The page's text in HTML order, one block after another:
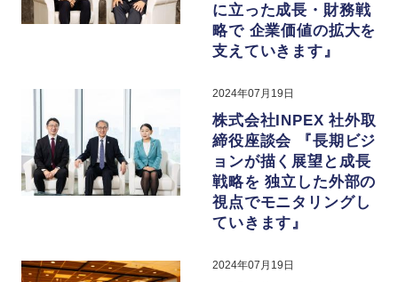
に立った成長・財務戦
略で 企業価値の拡大を
支えていきます』
2024年07月19日
株式会社INPEX 社外取
締役座談会 『長期ビジ
ョンが描く展望と成長
戦略を 独立した外部の
視点でモニタリングし
ていきます』
2024年07月19日